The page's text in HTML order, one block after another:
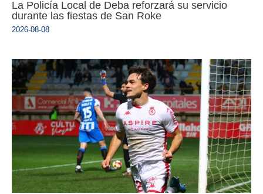
La Policía Local de Deba reforzará su servicio
durante las fiestas de San Roke
2026-08-08